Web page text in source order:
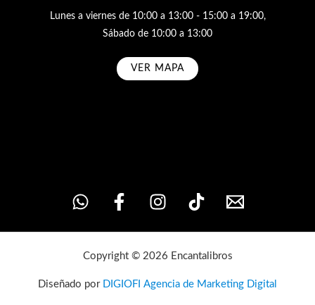
Lunes a viernes de 10:00 a 13:00 - 15:00 a 19:00,
Sábado de 10:00 a 13:00
VER MAPA
Copyright © 2026 Encantalibros
Diseñado por DIGIOFI Agencia de Marketing Digital